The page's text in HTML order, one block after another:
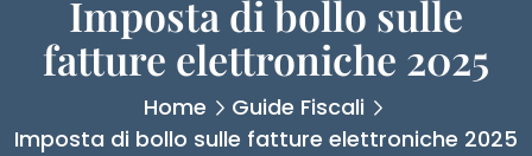
Imposta di bollo sulle
fatture elettroniche 2025
Home
Guide Fiscali
Imposta di bollo sulle fatture elettroniche 2025